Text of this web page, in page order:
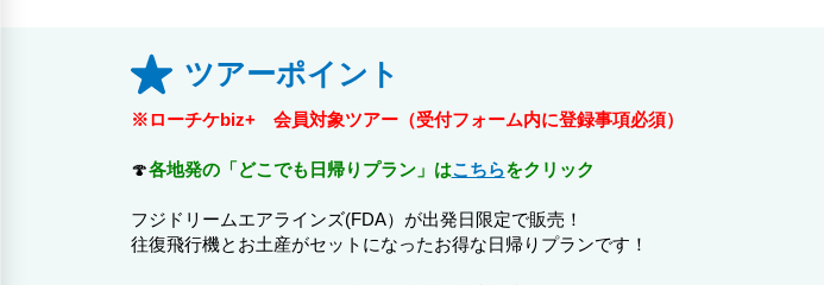
ツアーポイント
※ローチケbiz+ 会員対象ツアー（受付フォーム内に登録事項必須）
🍄各地発の「どこでも日帰りプラン」はこちらをクリック
フジドリームエアラインズ(FDA）が出発日限定で販売！
往復飛行機とお土産がセットになったお得な日帰りプランです！